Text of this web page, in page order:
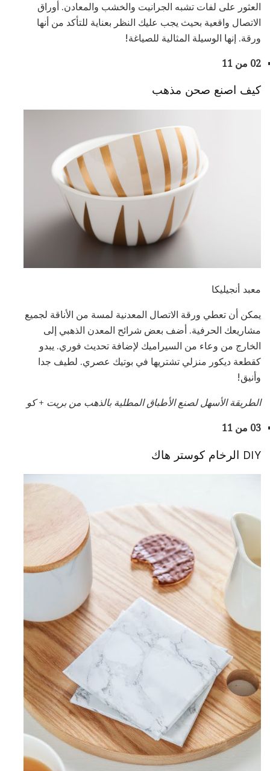
العثور على لفات تشبه الجرانيت والخشب والمعادن. أوراق
الاتصال واقعية بحيث يجب عليك النظر بعناية للتأكد من أنها
ورقة. إنها الوسيلة المثالية للصياغة!
02 من 11
كيف اصنع صحن مذهب
معبد أنجيليكا
يمكن أن تعطي ورقة الاتصال المعدنية لمسة من الأناقة لجميع
مشاريعك الحرفية. أضف بعض شرائح المعدن الذهبي إلى
الخارج من وعاء من السيراميك لإضافة تحديث فوري. يبدو
كقطعة ديكور منزلي تشتريها في بوتيك عصري. لطيف جدا
وأنيق!
الطريقة الأسهل لصنع الأطباق المطلية بالذهب من بريت + كو
03 من 11
DIY الرخام كوستر هاك